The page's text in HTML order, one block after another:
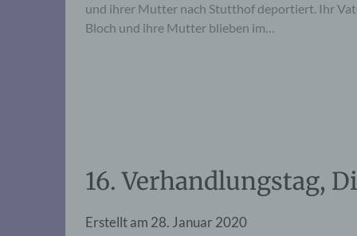
und ihrer Mutter nach Stutthof deportiert. Ihr
Bloch und ihre Mutter blieben im…
16. Verhandlungstag,
Erstellt am 28. Januar 2020